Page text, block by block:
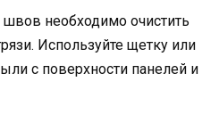
необходимо очистить
Используйте щетку или
с поверхности панелей и